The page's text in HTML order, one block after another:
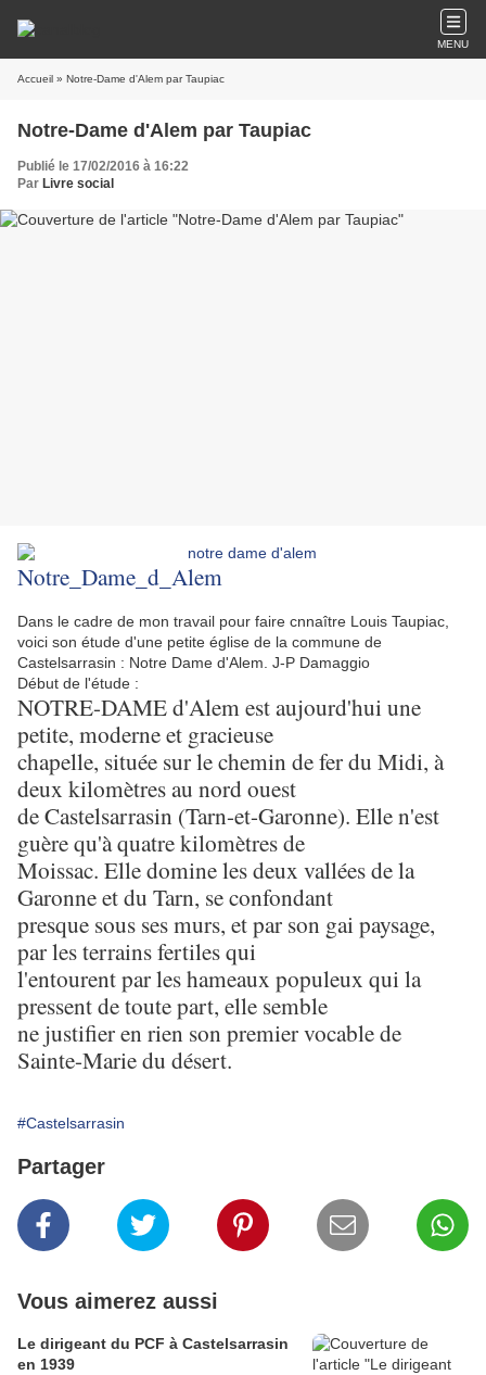
MENU
Accueil » Notre-Dame d'Alem par Taupiac
Notre-Dame d'Alem par Taupiac
Publié le 17/02/2016 à 16:22
Par Livre social
Notre_Dame_d_Alem
Dans le cadre de mon travail pour faire cnnaître Louis Taupiac,
voici son étude d'une petite église de la commune de
Castelsarrasin : Notre Dame d'Alem. J-P Damaggio
Début de l'étude :
NOTRE-DAME d'Alem est aujourd'hui une
petite, moderne et gracieuse
chapelle, située sur le chemin de fer du Midi, à
deux kilomètres au nord ouest
de Castelsarrasin (Tarn-et-Garonne). Elle n'est
guère qu'à quatre kilomètres de
Moissac. Elle domine les deux vallées de la
Garonne et du Tarn, se confondant
presque sous ses murs, et par son gai paysage,
par les terrains fertiles qui
l'entourent par les hameaux populeux qui la
pressent de toute part, elle semble
ne justifier en rien son premier vocable de
Sainte-Marie du désert.
#Castelsarrasin
Partager
Vous aimerez aussi
Le dirigeant du PCF à Castelsarrasin
en 1939